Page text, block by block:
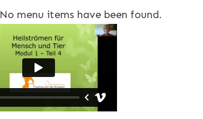
No menu items have been found.